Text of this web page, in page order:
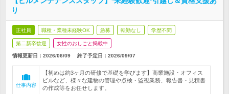
り
正社員 職種・業種未経験OK 急募 転勤なし 学歴不問
第二新卒歓迎 女性のおしごと掲載中
情報更新日：2026/06/09 終了予定日： 2026/09/07
仕事内容
【初めは約3ヶ月の研修で基礎を学びます】商業施設・オフィス
ビルなど、様々な建物の管理や点検・監視業務、報告書・見積書
の作成等をお任せします。